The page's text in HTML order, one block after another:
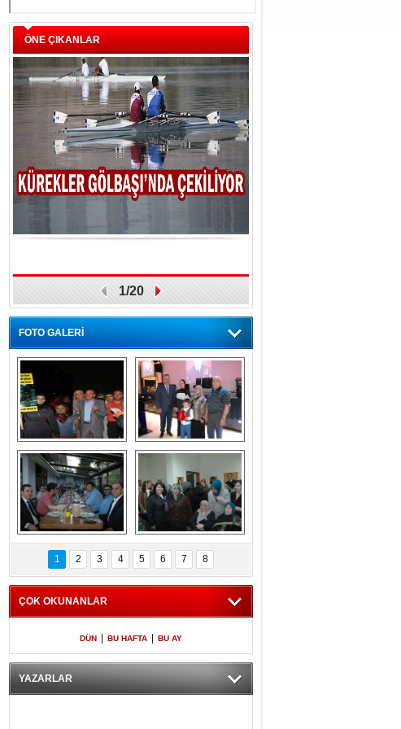
ÖNE ÇIKANLAR
1/20
FOTO GALERİ
Gölbaşı GAZZE
İÇİN YÜRÜDÜ
Kaymakamlıktan
iftar yemeği
Kaymakamlıktan
iftar yemeği
NERGÜL
YILDIRIM SEÇİM
BÜROSUNU AÇTI
1 2 3 4 5 6 7 8
ÇOK OKUNANLAR
DÜN BU HAFTA BU AY
YAZARLAR